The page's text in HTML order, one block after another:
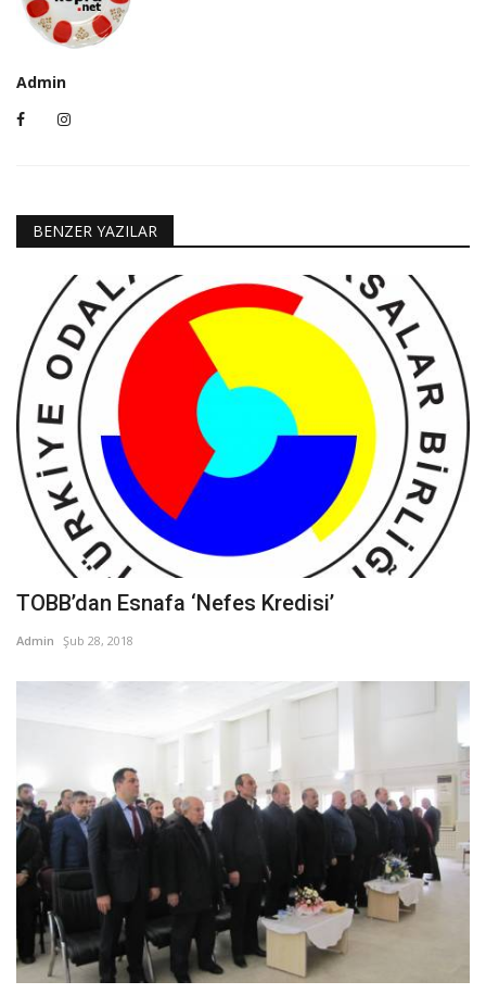
Admin
BENZER YAZILAR
TOBB’dan Esnafa ‘Nefes Kredisi’
Admin Şub 28, 2018